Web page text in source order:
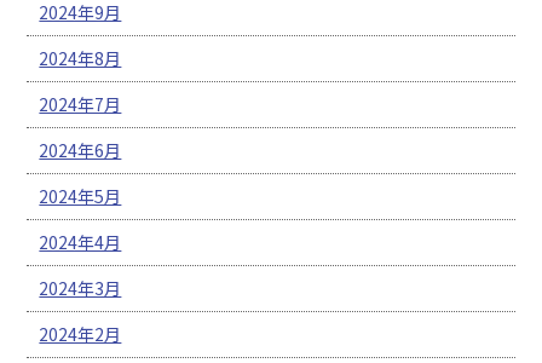
2024年9月
2024年8月
2024年7月
2024年6月
2024年5月
2024年4月
2024年3月
2024年2月